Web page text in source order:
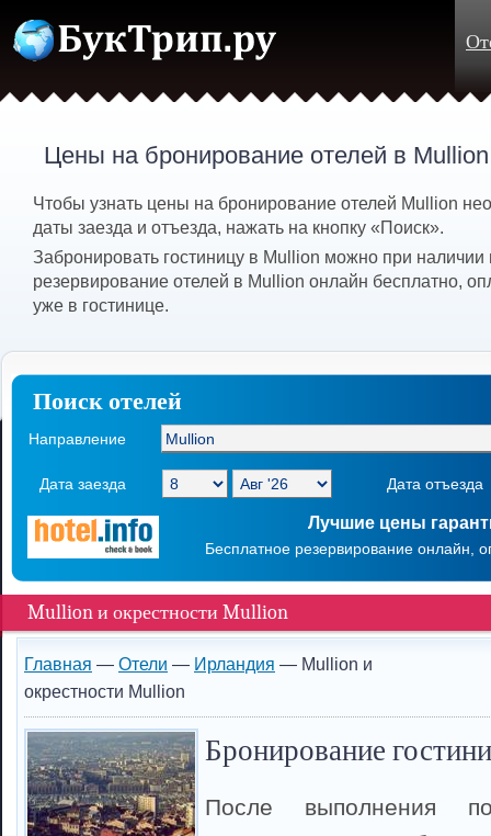
Цены на бронирование отелей в
Чтобы узнать цены на бронирование отелей Mullion
даты заезда и отъезда, нажать на кнопку «Поиск».
Забронировать гостиницу в Mullion можно при наличии
резервирование отелей в Mullion онлайн бесплатно,
уже в гостинице.
Поиск отелей
Направление
Дата заезда Дата отъезда
Лучшие цены
Бесплатное резервирование онлайн,
Mullion и окрестности Mullion
Главная — Отели — Ирландия — Mullion и
окрестности Mullion
Бронирование
После выполнения